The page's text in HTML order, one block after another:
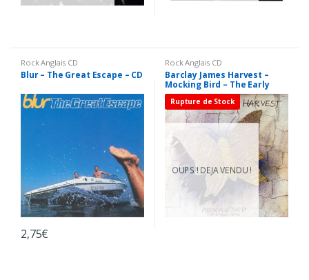
Rock Anglais CD
Blur – The Great Escape – CD
2,75€
Rock Anglais CD
Barclay James Harvest –
Mocking Bird – The Early
Years – CD
Rupture de Stock
OUPS ! DEJA VENDU !